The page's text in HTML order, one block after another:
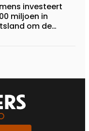
investeert
miljoen in
om de